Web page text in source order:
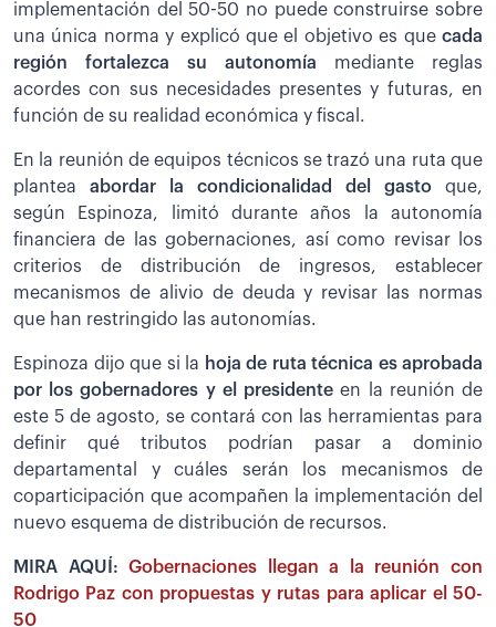
implementación del 50-50 no puede construirse sobre
una única norma y explicó que el objetivo es que cada
región fortalezca su autonomía mediante reglas
acordes con sus necesidades presentes y futuras, en
función de su realidad económica y fiscal.
En la reunión de equipos técnicos se trazó una ruta que
plantea abordar la condicionalidad del gasto que,
según Espinoza, limitó durante años la autonomía
financiera de las gobernaciones, así como revisar los
criterios de distribución de ingresos, establecer
mecanismos de alivio de deuda y revisar las normas
que han restringido las autonomías.
Espinoza dijo que si la hoja de ruta técnica es aprobada
por los gobernadores y el presidenteen la reunión de
este 5 de agosto, se contará con las herramientas para
definir qué tributos podrían pasar a dominio
departamental y cuáles serán los mecanismos de
coparticipación que acompañen la implementación del
nuevo esquema de distribución de recursos.
MIRA AQUÍ:Gobernaciones llegan a la reunión con
Rodrigo Paz con propuestas y rutas para aplicar el 50-
50